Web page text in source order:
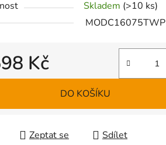
Skladem (>10 ks)
MODC16075TWP
Kč
DO KOŠÍKU
Zeptat se Sdílet